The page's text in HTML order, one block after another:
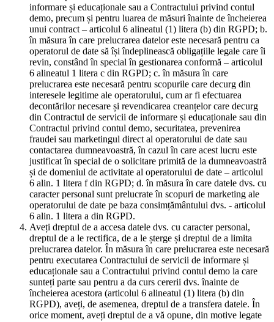
informare și educaționale sau a Contractului privind contul
demo, precum și pentru luarea de măsuri înainte de încheierea
unui contract – articolul 6 alineatul (1) litera (b) din RGPD; b.
în măsura în care prelucrarea datelor este necesară pentru ca
operatorul de date să își îndeplinească obligațiile legale care îi
revin, constând în special în gestionarea conformă – articolul
6 alineatul 1 litera c din RGPD; c. în măsura în care
prelucrarea este necesară pentru scopurile care decurg din
interesele legitime ale operatorului, cum ar fi efectuarea
decontărilor necesare și revendicarea creanțelor care decurg
din Contractul de servicii de informare și educaționale sau din
Contractul privind contul demo, securitatea, prevenirea
fraudei sau marketingul direct al operatorului de date sau
contactarea dumneavoastră, în cazul în care acest lucru este
justificat în special de o solicitare primită de la dumneavoastră
și de domeniul de activitate al operatorului de date – articolul
6 alin. 1 litera f din RGPD; d. în măsura în care datele dvs. cu
caracter personal sunt prelucrate în scopuri de marketing ale
operatorului de date pe baza consimțământului dvs. - articolul
6 alin. 1 litera a din RGPD.
Aveți dreptul de a accesa datele dvs. cu caracter personal,
dreptul de a le rectifica, de a le șterge și dreptul de a limita
prelucrarea datelor. În măsura în care prelucrarea este necesară
pentru executarea Contractului de servicii de informare și
educaționale sau a Contractului privind contul demo la care
sunteți parte sau pentru a da curs cererii dvs. înainte de
încheierea acestora (articolul 6 alineatul (1) litera (b) din
RGPD), aveți, de asemenea, dreptul de a transfera datele. În
orice moment, aveți dreptul de a vă opune, din motive legate